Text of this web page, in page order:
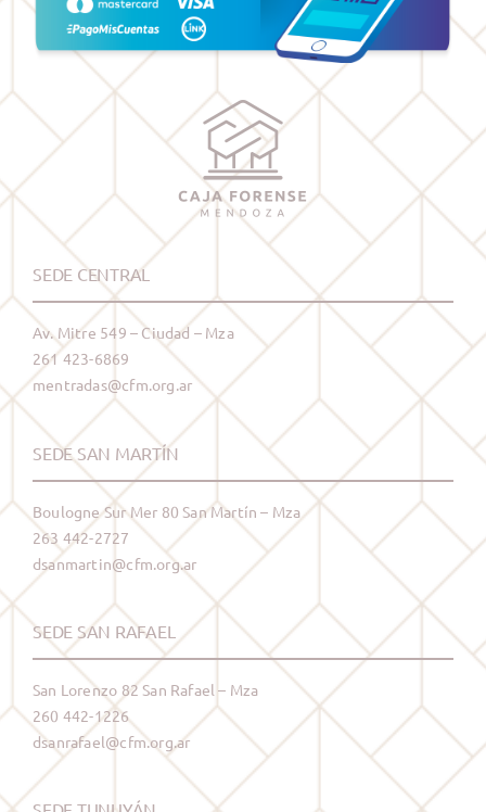
SEDE CENTRAL
Av. Mitre 549 – Ciudad – Mza
261 423-6869
mentradas@cfm.org.ar
SEDE SAN MARTÍN
Boulogne Sur Mer 80 San Martín – Mza
263 442-2727
dsanmartin@cfm.org.ar
SEDE SAN RAFAEL
San Lorenzo 82 San Rafael – Mza
260 442-1226
dsanrafael@cfm.org.ar